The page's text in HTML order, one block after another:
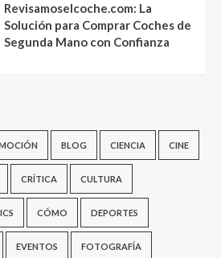
Revisamoselcoche.com: La
Solución para Comprar Coches de
Segunda Mano con Confianza
BLOG CIENCIA CINE
CRÍTICA CULTURA
CÓMO DEPORTES
EVENTOS FOTOGRAFÍA